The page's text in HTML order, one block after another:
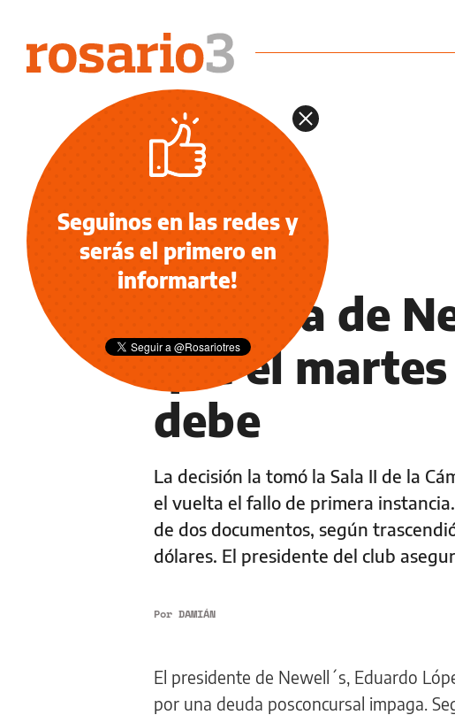
NOTICIAS
Quiebra de
que el
debe
La decisión la tomó la Sala II de la
el vuelta el fallo de primera
de dos documentos, según
dólares. El presidente del club
Por DAMIÁN
El presidente de Newell´s, Eduardo
por una deuda posconcursal impaga.
Seguinos en las redes y
serás el primero en
informarte!